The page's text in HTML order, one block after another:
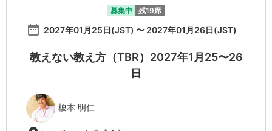
募集中 残19席
date_range 2027年01月25日(JST) 〜 2027年01月26日(JST)
教えない教え方（TBR）2027年1月25〜26
日
榎本 明仁